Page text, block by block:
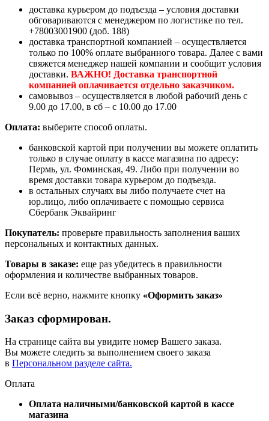
доставка курьером до подъезда – условия доставки
обговариваются с менеджером по логистике по тел.
+78003001900 (доб. 188)
доставка транспортной компанией – осуществляется
только по 100% оплате выбранного товара. Далее с вами
свяжется менеджер нашей компании и сообщит условия
доставки. ВАЖНО! Доставка транспортной
компанией оплачивается отдельно заказчиком.
самовывоз – осуществляется в любой рабочий день с
9.00 до 17.00, в сб – с 10.00 до 17.00
Оплата: выберите способ оплаты.
банковской картой при получении вы можете оплатить
только в случае оплату в кассе магазина по адресу:
Пермь, ул. Фоминская, 49. Либо при получении во
время доставки товара курьером до подъезда.
в остальных случаях вы либо получаете счет на
юр.лицо, либо оплачиваете с помощью сервиса
Сбербанк Эквайринг
Покупатель: проверьте правильность заполнения ваших
персональных и контактных данных.
Товары в заказе: еще раз убедитесь в правильности
оформления и количестве выбранных товаров.
Если всё верно, нажмите кнопку «Оформить заказ»
Заказ сформирован.
На странице сайта вы увидите номер Вашего заказа.
Вы можете следить за выполнением своего заказа
в Персональном разделе сайта.
Оплата
Оплата наличными/банковской картой в кассе
магазина